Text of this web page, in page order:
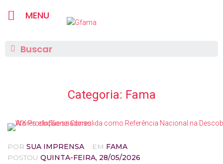
MENU
Categoria: Fama
POR SUA IMPRENSA EM FAMA
POSTOU QUINTA-FEIRA, 28/05/2026